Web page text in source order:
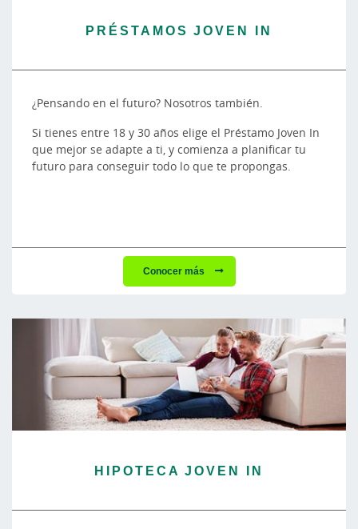
PRÉSTAMOS JOVEN IN
¿Pensando en el futuro? Nosotros también.
Si tienes entre 18 y 30 años elige el Préstamo Joven In
que mejor se adapte a ti, y comienza a planificar tu
futuro para conseguir todo lo que te propongas.
Conocer más
HIPOTECA JOVEN IN